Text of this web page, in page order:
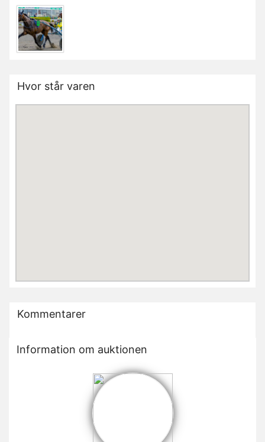
Hvor står varen
Kommentarer
Information om auktionen